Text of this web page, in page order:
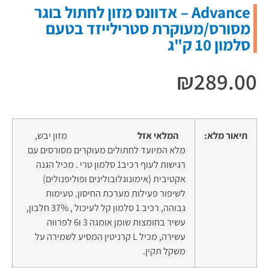
Advance – אדוונס מזון לחתול בוגר
מסורס/מעוקרת סטרילייזד בטעם
סלמון 10 ק"ג
₪289.00
תיאור מלא: המלאי אזל
מזון יבש,
מלא המיועד לחתולים מעוקרים מסורסים עם
רגישות לעוף רכיב1 סלמון טרי . מכיל הגנה
אקטיבית (אימונוגלובולינים ופוליפנולים)
לשיפור פעילות מערכת החיסון. טעימות
גבוהה, רכיב 1 סלמון קל לעיכול , 37% חלבון,
עשיר בחומצות שומן אומגה 3 ו6 לפרווה
עשירה, מכיל L קרניטין המסיע לשמירה על
משקל תקין.